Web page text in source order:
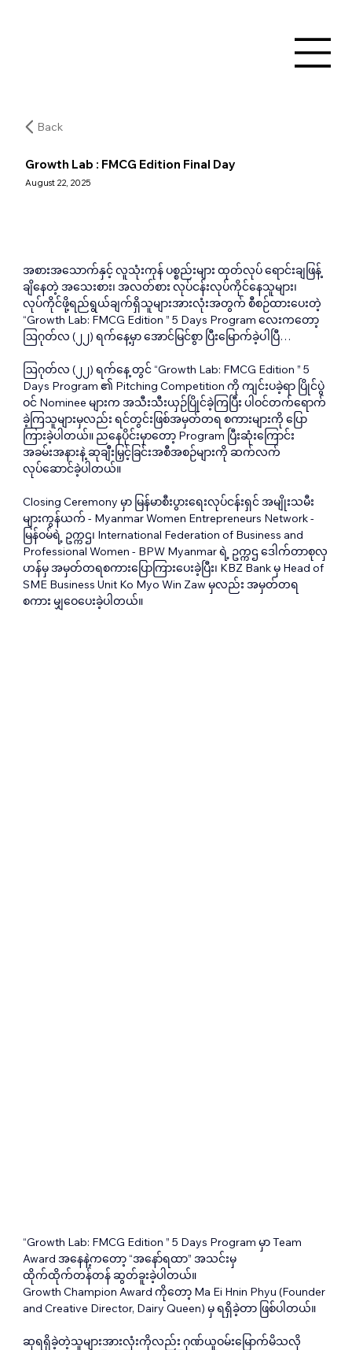
Back
Growth Lab : FMCG Edition Final Day
August 22, 2025
အစားအသောက်နှင့် လူသုံးကုန် ပစ္စည်းများ ထုတ်လုပ် ရောင်းချဖြန့်
ချိနေတဲ့ အသေးစား၊ အလတ်စား လုပ်ငန်းလုပ်ကိုင်နေသူများ၊
လုပ်ကိုင်ဖို့ရည်ရွယ်ချက်ရှိသူများအားလုံးအတွက် စီစဉ်ထားပေးတဲ့
“Growth Lab: FMCG Edition ” 5 Days Program လေးကတော့
ဩဂုတ်လ (၂၂) ရက်နေ့မှာ အောင်မြင်စွာ ပြီးမြောက်ခဲ့ပါပြီ…
ဩဂုတ်လ (၂၂) ရက်နေ့ တွင် “Growth Lab: FMCG Edition ” 5
Days Program ၏ Pitching Competition ကို ကျင်းပခဲ့ရာ ပြိုင်ပွဲ
ဝင် Nominee များက အသီးသီးယှဉ်ပြိုင်ခဲ့ကြပြီး ပါဝင်တက်ရောက်
ခဲ့ကြသူများမှလည်း ရင်တွင်းဖြစ်အမှတ်တရ စကားများကို ပြော
ကြားခဲ့ပါတယ်။ ညနေပိုင်းမှာတော့ Program ပြီးဆုံးကြောင်း
အခမ်းအနားနဲ့ ဆုချီးမြှင့်ခြင်းအစီအစဉ်များကို ဆက်လက်
လုပ်ဆောင်ခဲ့ပါတယ်။
Closing Ceremony မှာ မြန်မာစီးပွားရေးလုပ်ငန်းရှင် အမျိုးသမီး
များကွန်ယက် - Myanmar Women Entrepreneurs Network -
မြန်ဝမ်ရဲ့ ဥက္ကဌ၊ International Federation of Business and
Professional Women - BPW Myanmar ရဲ့ ဥက္ကဌ ဒေါက်တာစုလှ
ဟန်မှ အမှတ်တရစကားပြောကြားပေးခဲ့ပြီး၊ KBZ Bank မှ Head of
SME Business Unit Ko Myo Win Zaw မှလည်း အမှတ်တရ
စကား မျှဝေပေးခဲ့ပါတယ်။
“Growth Lab: FMCG Edition ” 5 Days Program မှာ Team
Award အနေနဲ့ကတော့ “အနော်ရထာ” အသင်းမှ
ထိုက်ထိုက်တန်တန် ဆွတ်ခူးခဲ့ပါတယ်။
Growth Champion Award ကိုတော့ Ma Ei Hnin Phyu (Founder
and Creative Director, Dairy Queen) မှ ရရှိခဲ့တာ ဖြစ်ပါတယ်။
ဆုရရှိခဲ့တဲ့သူများအားလုံးကိုလည်း ဂုဏ်ယူဝမ်းမြောက်မိသလို